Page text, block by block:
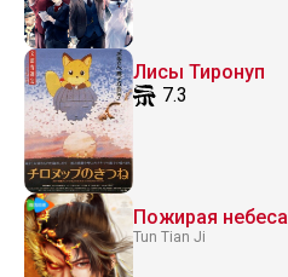
Лисы Тиронуп
7.3
Пожирая небеса
Tun Tian Ji